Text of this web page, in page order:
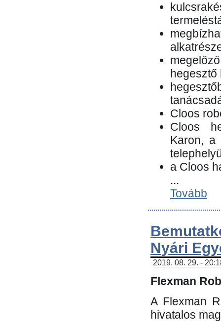
hegesztő
Cloos
Cloos
Karon, a
a Cloos
...
Tovább
Nyári
2019. 08. 29. -
Flexman
A Flexman
hivatalos